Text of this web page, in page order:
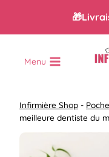
contenu
Menu
Infirmière Shop -
meilleure dentiste du